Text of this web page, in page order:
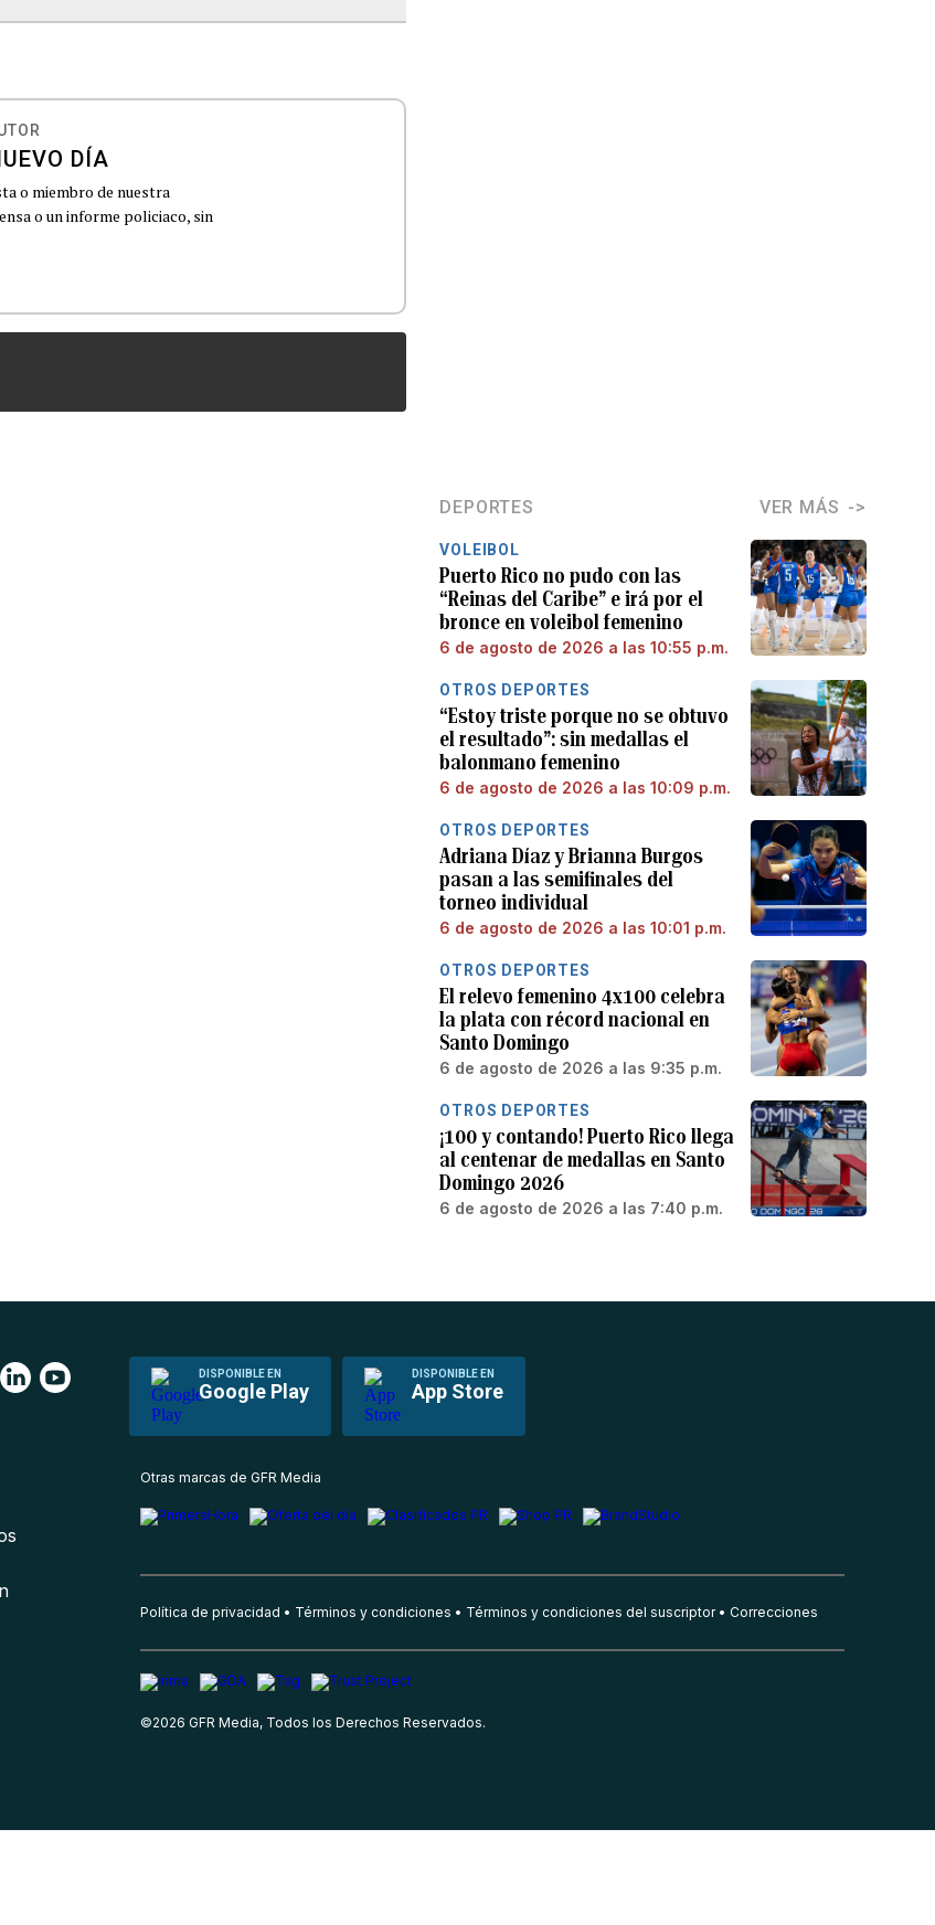
DÍA
o miembro de nuestra
o un informe policiaco, sin
DEPORTES VER MÁS
VOLEIBOL
Puerto Rico no pudo con las
“Reinas del Caribe” e irá por el
bronce en voleibol femenino
6 de agosto de 2026 a las 10:55 p.m.
OTROS DEPORTES
“Estoy triste porque no se obtuvo
el resultado”: sin medallas el
balonmano femenino
6 de agosto de 2026 a las 10:09 p.m.
OTROS DEPORTES
Adriana Díaz y Brianna Burgos
pasan a las semifinales del
torneo individual
6 de agosto de 2026 a las 10:01 p.m.
OTROS DEPORTES
El relevo femenino 4x100 celebra
la plata con récord nacional en
Santo Domingo
6 de agosto de 2026 a las 9:35 p.m.
OTROS DEPORTES
¡100 y contando! Puerto Rico llega
al centenar de medallas en Santo
Domingo 2026
6 de agosto de 2026 a las 7:40 p.m.
DISPONIBLE EN
Google Play
DISPONIBLE EN
App Store
Otras marcas de GFR Media
Política de privacidad Términos y condiciones Términos y condiciones del suscriptor Correcciones
©2026 GFR Media, Todos los Derechos Reservados.